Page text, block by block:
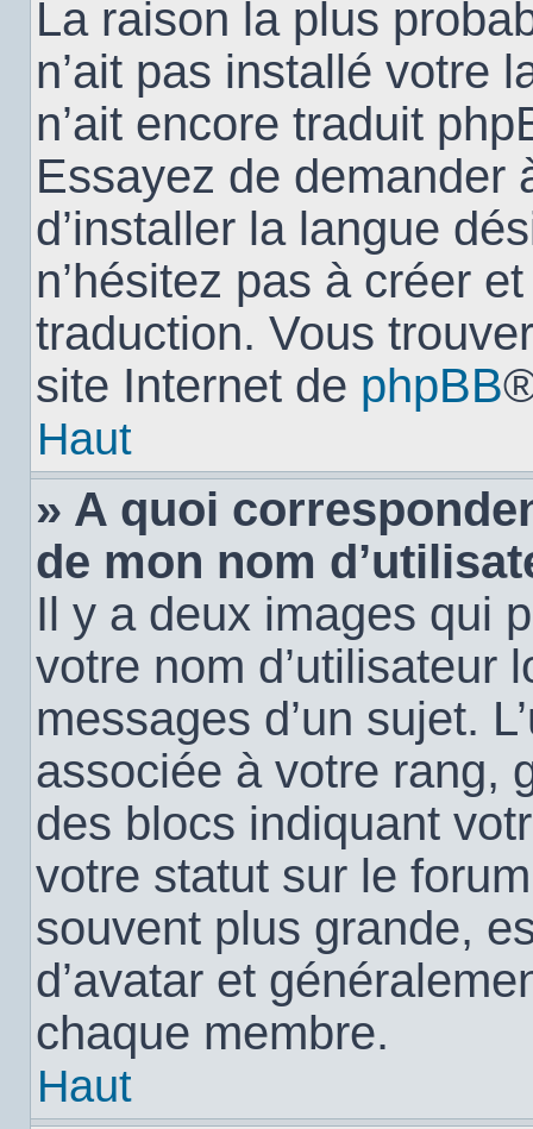
La raison la plus
n’ait pas installé votre
n’ait encore traduit
Essayez de demander
d’installer la langue
n’hésitez pas à créer
traduction. Vous
site Internet de phpBB
Haut
» A quoi
de mon nom
Il y a deux images qui
votre nom d’utilisateur
messages d’un sujet.
associée à votre rang,
des blocs indiquant
votre statut sur le
souvent plus grande,
d’avatar et
chaque membre.
Haut